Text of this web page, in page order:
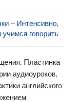
– Интенсивно,
говорить
Пластинка
аудиоуроков,
английского